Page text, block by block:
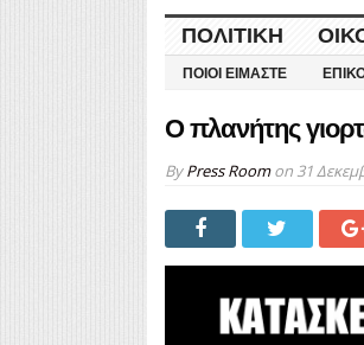
ΠΟΛΙΤΙΚΉ
ΠΟΙΟΙ ΕΊΜΑΣΤΕ
Ο πλανήτης
ByPress Roomon 31